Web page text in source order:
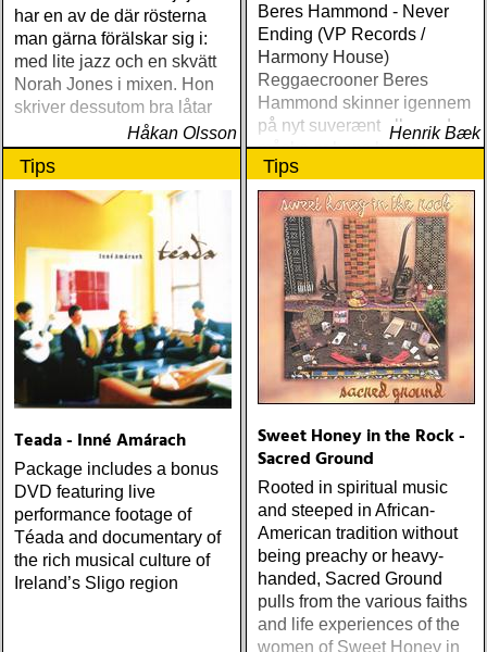
har en av de där rösterna
man gärna förälskar sig i:
med lite jazz och en skvätt
Norah Jones i mixen. Hon
skriver dessutom bra låtar
Håkan Olsson
Beres Hammond - Never
Ending (VP Records /
Harmony House)
Reggaecrooner Beres
Hammond skinner igennem
på nyt suverænt album, der
måske er hans bedste
gennem tiderne
Henrik Bæk
Tips
Teada - Inné Amárach
Package includes a bonus
DVD featuring live
performance footage of
Téada and documentary of
the rich musical culture of
Ireland’s Sligo region
Tips
Sweet Honey in the Rock -
Sacred Ground
Rooted in spiritual music
and steeped in African-
American tradition without
being preachy or heavy-
handed, Sacred Ground
pulls from the various faiths
and life experiences of the
women of Sweet Honey in